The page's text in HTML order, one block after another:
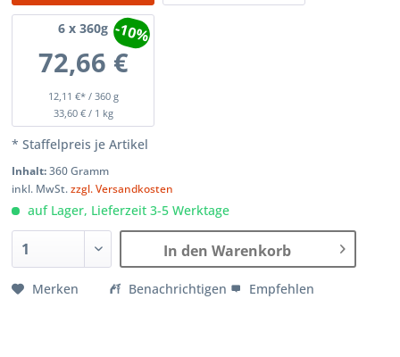
6 x 360g
72,66 €
12,11 €* / 360 g
-10%
33,60 € / 1 kg
* Staffelpreis je Artikel
Inhalt:360 Gramm
inkl. MwSt.zzgl. Versandkosten
auf Lager, Lieferzeit 3-5 Werktage
In den Warenkorb
Merken Benachrichtigen Empfehlen